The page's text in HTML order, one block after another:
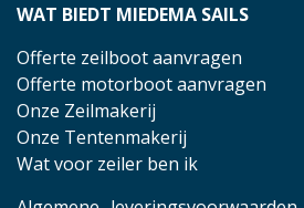
WAT BIEDT MIEDEMA SAILS
Offerte zeilboot aanvragen
Offerte motorboot aanvragen
Onze Zeilmakerij
Onze Tentenmakerij
Wat voor zeiler ben ik